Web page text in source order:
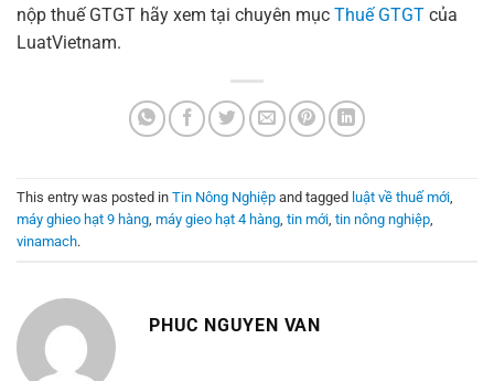
nộp thuế GTGT hãy xem tại chuyên mục Thuế GTGT của
LuatVietnam.
This entry was posted in Tin Nông Nghiệp and tagged luật về thuế mới
máy ghieo hạt 9 hàng máy gieo hạt 4 hàng tin mới tin nông nghiệp
vinamach.
PHUC NGUYEN VAN